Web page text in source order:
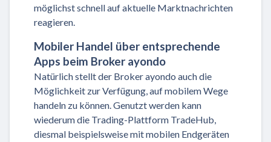
möglichst schnell auf aktuelle Marktnachrichten
reagieren.
Mobiler Handel über entsprechende
Apps beim Broker ayondo
Natürlich stellt der Broker ayondo auch die
Möglichkeit zur Verfügung, auf mobilem Wege
handeln zu können. Genutzt werden kann
wiederum die Trading-Plattform TradeHub,
diesmal beispielsweise mit mobilen Endgeräten